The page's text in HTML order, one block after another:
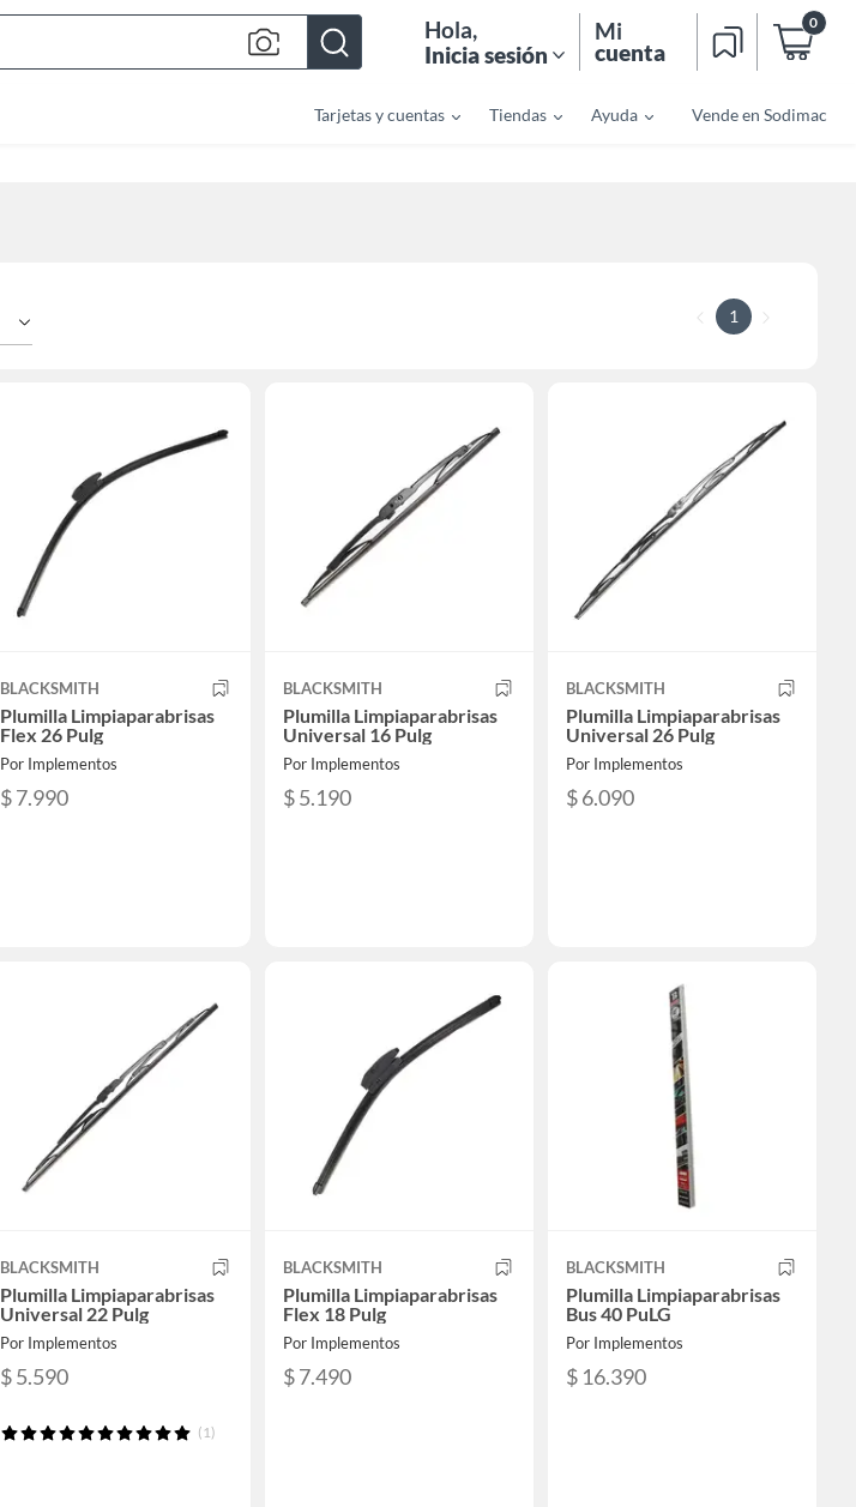
Bar
Hola,
Inicia sesión
Mi
cuenta
0
Tarjetas y cuentas Tiendas Ayuda Vende en Sodimac
1
BLACKSMITH
Plumilla Limpiaparabrisas
Flex 26 Pulg
Por Implementos
$ 7.990
BLACKSMITH
Plumilla Limpiaparabrisas
Universal 16 Pulg
Por Implementos
$ 5.190
BLACKSMITH
Plumilla Limpiaparabrisas
Universal 26 Pulg
Por Implementos
$ 6.090
BLACKSMITH
Plumilla Limpiaparabrisas
Universal 22 Pulg
Por Implementos
$ 5.590
(1)
BLACKSMITH
Plumilla Limpiaparabrisas
Flex 18 Pulg
Por Implementos
$ 7.490
BLACKSMITH
Plumilla Limpiaparabrisas
Bus 40 PuLG
Por Implementos
$ 16.390